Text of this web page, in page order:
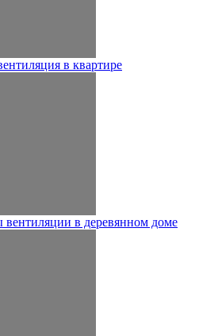
в квартире
вентиляции в деревянном доме